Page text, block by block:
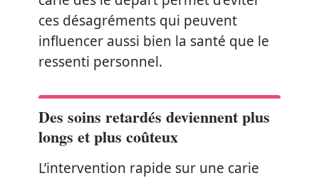
ces désagréments qui peuvent
influencer aussi bien la santé que le
ressenti personnel.
Des soins retardés deviennent plus
longs et plus coûteux
L’intervention rapide sur une carie